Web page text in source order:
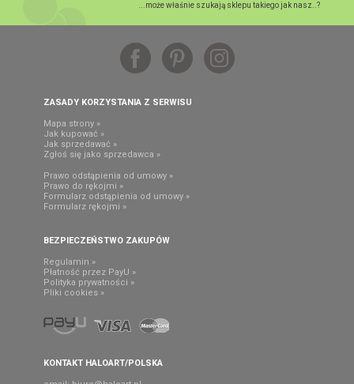
...może właśnie szukają sklepu takiego jak nasz..?
ZASADY KORZYSTANIA Z SERWISU
Mapa strony »
Jak kupować »
Jak sprzedawać »
Zgłoś się jako sprzedawca »
Prawo odstąpienia od umowy »
Prawo do rękojmi »
Formularz odstąpienia od umowy »
Formularz rękojmi »
BEZPIECZEŃSTWO ZAKUPÓW
Regulamin »
Płatność przez PayU »
Polityka prywatności »
Pliki cookies »
KONTAKT HALOART/POLSKA